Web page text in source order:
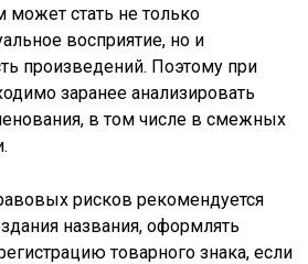
стать не только
восприятие, но и
произведений. Поэтому при
заранее анализировать
в том числе в смежных
рисков рекомендуется
названия, оформлять
товарного знака, если